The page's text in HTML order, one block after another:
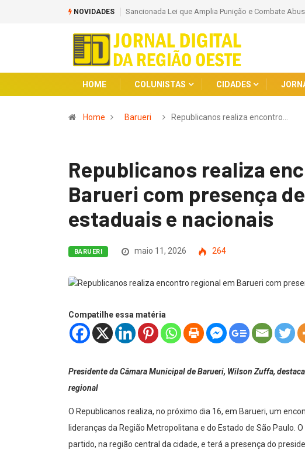
NOVIDADES Sancionada Lei que Amplia Punição e Combate
HOME COLUNISTAS CIDADES
Home Barueri Republicanos realiza encontro…
Republicanos realiza
Barueri com presença
estaduais e nacionais
BARUERI maio 11, 2026 264
Compatilhe essa matéria
Presidente da Câmara Municipal de Barueri, Wilson Zuffa,
regional
O Republicanos realiza, no próximo dia 16, em Barueri, um
lideranças da Região Metropolitana e do Estado de São Paulo.
partido, na região central da cidade, e terá a presença do